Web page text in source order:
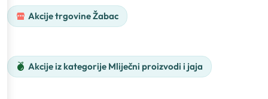
Akcije trgovine Žabac
Akcije iz kategorije Mliječni proizvodi i jaja